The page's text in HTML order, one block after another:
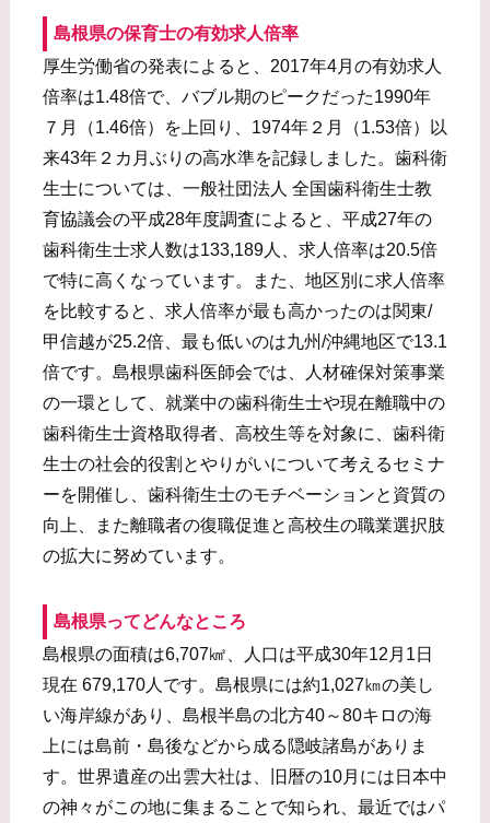
島根県の保育士の有効求人倍率
厚生労働省の発表によると、2017年4月の有効求人
倍率は1.48倍で、バブル期のピークだった1990年
７月（1.46倍）を上回り、1974年２月（1.53倍）以
来43年２カ月ぶりの高水準を記録しました。歯科衛
生士については、一般社団法人 全国歯科衛生士教
育協議会の平成28年度調査によると、平成27年の
歯科衛生士求人数は133,189人、求人倍率は20.5倍
で特に高くなっています。また、地区別に求人倍率
を比較すると、求人倍率が最も高かったのは関東/
甲信越が25.2倍、最も低いのは九州/沖縄地区で13.1
倍です。島根県歯科医師会では、人材確保対策事業
の一環として、就業中の歯科衛生士や現在離職中の
歯科衛生士資格取得者、高校生等を対象に、歯科衛
生士の社会的役割とやりがいについて考えるセミナ
ーを開催し、歯科衛生士のモチベーションと資質の
向上、また離職者の復職促進と高校生の職業選択肢
の拡大に努めています。
島根県ってどんなところ
島根県の面積は6,707㎢、人口は平成30年12月1日
現在 679,170人です。島根県には約1,027㎞の美し
い海岸線があり、島根半島の北方40～80キロの海
上には島前・島後などから成る隠岐諸島がありま
す。世界遺産の出雲大社は、旧暦の10月には日本中
の神々がこの地に集まることで知られ、最近ではパ